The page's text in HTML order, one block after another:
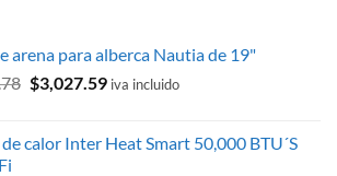
arena para alberca Nautia de 19"
El
era:
$3,027.59El
es:
iva incluido
calor Inter Heat Smart 50,000 BTU´S